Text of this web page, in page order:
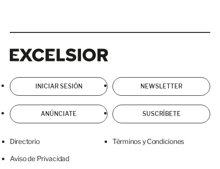
INICIAR SESIÓN NEWSLETTER
ANÚNCIATE SUSCRÍBETE
Directorio Términos y Condiciones
Aviso de Privacidad